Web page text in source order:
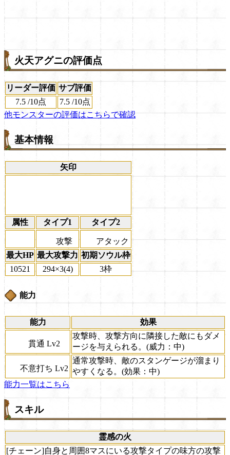
火天アグニの評価点
リーダー評価 サブ評価
7.5 /10点 7.5 /10点
他モンスターの評価はこちらで確認
基本情報
矢印
属性 タイプ1 タイプ2
攻撃
アタック
最大HP 最大攻撃力 初期ソウル枠
10521
294×3(4) 3枠
能力
能力 効果
貫通 Lv2
攻撃時、攻撃方向に隣接した敵にもダメ
ージを与えられる。(威力：中)
不意打ち Lv2
通常攻撃時、敵のスタンゲージが溜まり
やすくなる。(効果：中)
能力一覧はこちら
スキル
霊感の火
[チェーン]自身と周囲8マスにいる攻撃タイプの味方の攻撃